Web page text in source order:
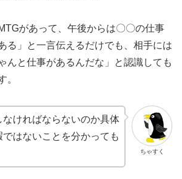
があって、午後からは〇〇の仕事
る」と一言伝えるだけでも、相手には
んと仕事があるんだな」と認識しても
。
ちゃすく
なければならないのか具体
はないことを分かっても